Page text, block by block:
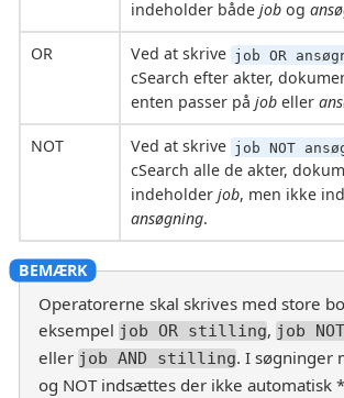
indeholder både jobog
OR Ved at skrive job OR
cSearch efter akter,
enten passer på jobeller
NOT Ved at skrive job NOT
cSearch alle de akter,
indeholder job, men ikke
ansøgning.
Operatorerne skal skrives med store
eksempel job OR stilling, job
eller job AND stilling. I søgninger
og NOT indsættes der ikke automatisk